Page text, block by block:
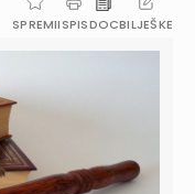
SPREMIISPISDOCBILJEŠKE